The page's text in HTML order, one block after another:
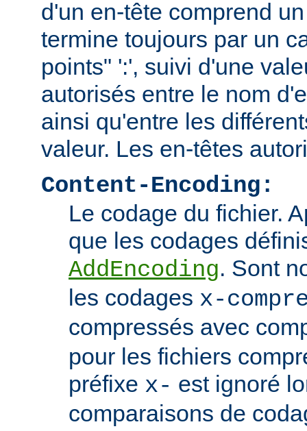
d'un en-tête comprend
termine toujours par un
points" ':', suivi d'une
autorisés entre le nom
ainsi qu'entre les
valeur. Les en-têtes
Content-Encoding:
Le codage du fichier.
que les codages
AddEncoding. Sont
les codages x-
compressés avec
pour les fichiers
préfixe x- est ignoré
comparaisons de